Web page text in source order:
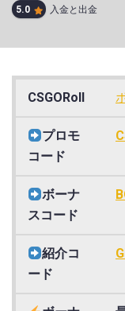
5.0 入金と出金
CSGORoll
プロモ
コード
ボーナ
スコード
紹介コ
ード